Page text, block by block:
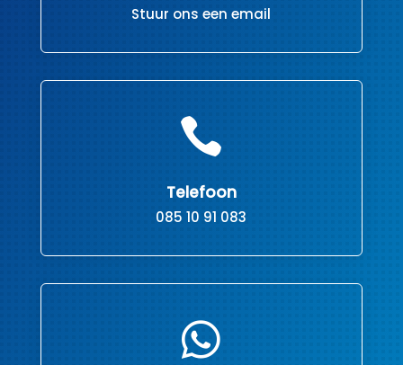
Stuur ons een email

Telefoon
085 10 91 083
